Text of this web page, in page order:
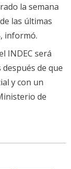
la semana
las últimas
informó.
INDEC será
de que
y con un
de